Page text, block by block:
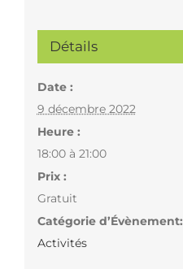
Détails
Date :
9 décembre 2022
Heure :
18:00 à 21:00
Prix :
Gratuit
Catégorie d’Évènement:
Activités